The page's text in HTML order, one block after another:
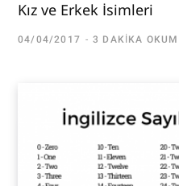
Kız ve Erkek İsimleri
04/04/2017 3 DAKIKA